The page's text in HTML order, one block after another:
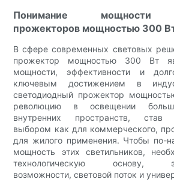
Понимание мощности
прожекторов мощностью 300
В сфере современных световых
прожектор мощностью 300 Вт
мощности, эффективности и
ключевым достижением в
светодиодный прожектор
революцию в освещении
внутренних пространств, став
выбором как для коммерческого,
для жилого применения. Чтобы по-
мощность этих светильников,
технологическую основу,
возможности, световой поток и